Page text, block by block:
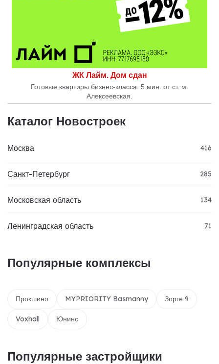
ЖК Лайм. Дом сдан
Готовые квартиры бизнес-класса. 5 мин. от ст. м.
Алексеевская.
Каталог Новостроек
Москва 416
Санкт-Петербург 285
Московская область 134
Ленинградская область 71
Популярные комплексы
Прокшино MYPRIORITY Basmanny Зорге 9
Voxhall Юнино
Популярные застройщики